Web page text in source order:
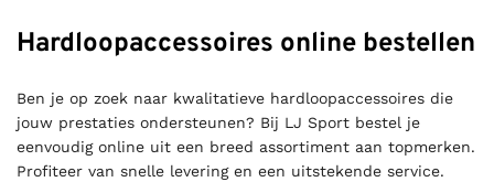
Hardloopaccessoires online bestellen
Ben je op zoek naar kwalitatieve hardloopaccessoires die
jouw prestaties ondersteunen? Bij LJ Sport bestel je
eenvoudig online uit een breed assortiment aan topmerken.
Profiteer van snelle levering en een uitstekende service.